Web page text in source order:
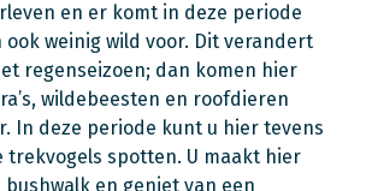
en er komt in deze periode
ook weinig wild voor. Dit verandert
regenseizoen; dan komen hier
wildebeesten en roofdieren
In deze periode kunt u hier tevens
trekvogels spotten. U maakt hier
bushwalk en geniet van een